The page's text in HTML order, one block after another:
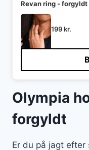
Revan ring - forgyldt
199kr.
Olympia
forgyldt
Er du på jagt efter